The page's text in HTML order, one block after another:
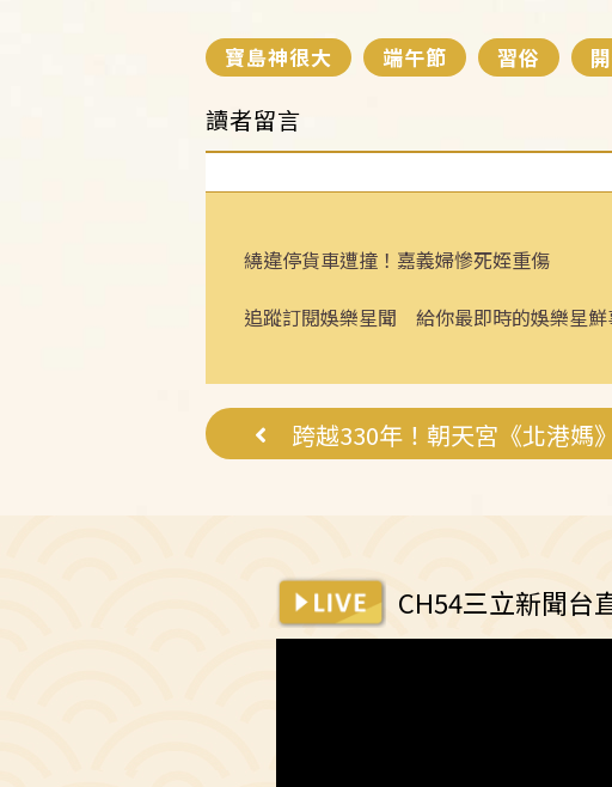
寶島神很大 端午節 習俗
讀者留言
繞違停貨車遭撞！嘉義婦慘死姪重傷
追蹤訂閱娛樂星聞 給你最即時的娛樂星鮮
CH54三立新聞台